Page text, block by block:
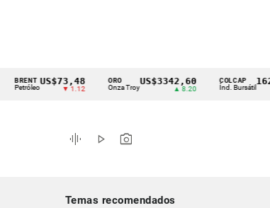
Cintillo
indicadores
económicos
US$73,48
▼ 1.12
ORO
Onza Troy
US$3342,60 COLCAP
Índ. Bursátil
graphic_eq play_arrow photo_camera
Temas recomendados